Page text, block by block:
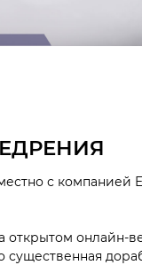
с компанией
открытом онлайн-
существенная